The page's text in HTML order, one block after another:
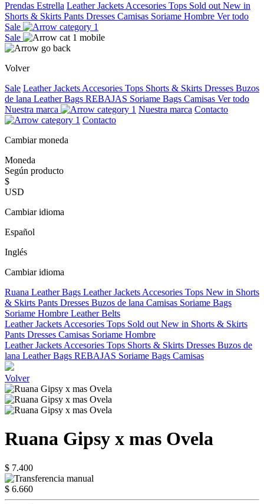
Prendas Estrella Leather Jackets Accesories Tops Sold out New in
Shorts & Skirts Pants Dresses Camisas Soriame Hombre Ver todo
Sale
Sale
Volver
Sale Leather Jackets Accesories Tops Shorts & Skirts Dresses Buzos
de lana Leather Bags REBAJAS Soriame Bags Camisas Ver todo
Nuestra marca
Nuestra marca Contacto
Contacto
Cambiar moneda
Moneda
Según producto
$
USD
Cambiar idioma
Español
Inglés
Cambiar idioma
Ruana Leather Bags Leather Jackets Accesories Tops New in Shorts
& Skirts Pants Dresses Buzos de lana Camisas Soriame Bags
Soriame Hombre Leather Belts
Leather Jackets Accesories Tops Sold out New in Shorts & Skirts
Pants Dresses Camisas Soriame Hombre
Leather Jackets Accesories Tops Shorts & Skirts Dresses Buzos de
lana Leather Bags REBAJAS Soriame Bags Camisas
Volver
Ruana Gipsy x mas Ovela
$ 7.400
$ 6.660